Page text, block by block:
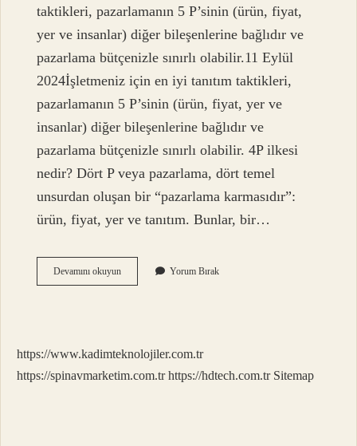
taktikleri, pazarlamanın 5 P’sinin (ürün, fiyat,
yer ve insanlar) diğer bileşenlerine bağlıdır ve
pazarlama bütçenizle sınırlı olabilir.11 Eylül
2024İşletmeniz için en iyi tanıtım taktikleri,
pazarlamanın 5 P’sinin (ürün, fiyat, yer ve
insanlar) diğer bileşenlerine bağlıdır ve
pazarlama bütçenizle sınırlı olabilir. 4P ilkesi
nedir? Dört P veya pazarlama, dört temel
unsurdan oluşan bir “pazarlama karmasıdır”:
ürün, fiyat, yer ve tanıtım. Bunlar, bir…
Devamını okuyunPazar
Ilkeleri
Yorum Bırak
https://www.kadimteknolojiler.com.tr
https://spinavmarketim.com.tr https://hdtech.com.tr Sitemap